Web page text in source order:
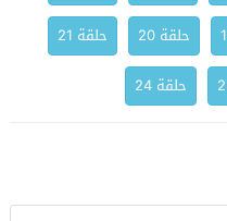
حلقة 20
حلقة 21
حلقة 24